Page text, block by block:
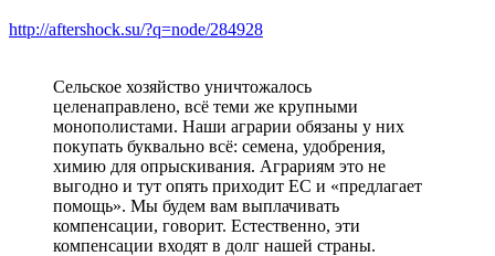
http://aftershock.su/?q=node/284928
Сельское хозяйство уничтожалось
целенаправлено, всё теми же крупными
монополистами. Наши аграрии обязаны у них
покупать буквально всё: семена, удобрения,
химию для опрыскивания. Аграриям это не
выгодно и тут опять приходит ЕС и «предлагает
помощь». Мы будем вам выплачивать
компенсации, говорит. Естественно, эти
компенсации входят в долг нашей страны.